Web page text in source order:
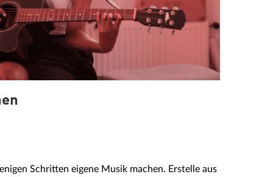
Schritten eigene Musik machen. Erstelle aus